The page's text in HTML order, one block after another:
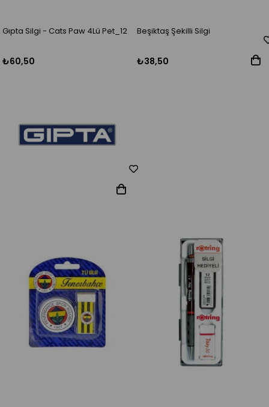
Gıpta Silgi - Cats Paw 4Lü Pet_12
₺60,50
Beşiktaş Şekilli Silgi
₺38,50